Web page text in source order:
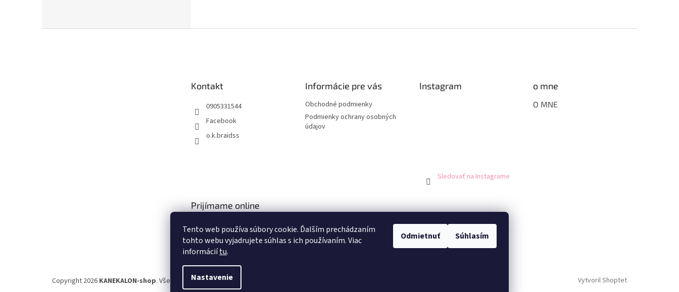
Tento web používa súbory cookie. Ďalším prechádzaním
tohto webu vyjadrujete súhlas s ich používaním. Viac
informáciítu.
Nastavenie
Odmietnuť Súhlasím
Kontakt
0905331544
Facebook
o.k.braidss
Informácie pre vás
Obchodné podmienky
Podmienky ochrany osobných
údajov
Instagram
Sledovať na Instagrame
o mne
O MNE
Prijímame online
platby
Vytvoril Shoptet
Copyright 2026 KANEKALON-shop. Všetky práva vyhradené.